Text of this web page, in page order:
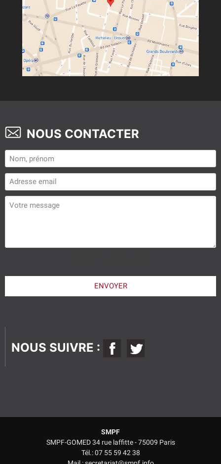
NOUS CONTACTER
ENVOYER
NOUS SUIVRE :
SMPF
SMPF-GOMED 34 rue laffitte - 75009 Paris
Tél.: 07 55 59 42 38